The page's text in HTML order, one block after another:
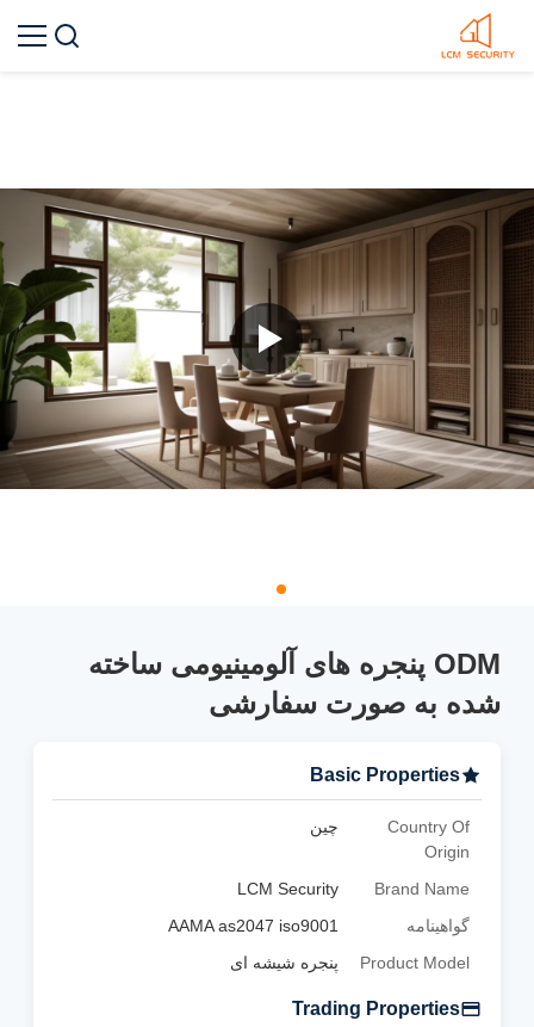
ODM پنجره های آلومینیومی ساخته
شده به صورت سفارشی
Basic Properties
Country Of
Origin
چین
Brand Name
LCM Security
گواهینامه
AAMA as2047 iso9001
Product Model
پنجره شیشه ای
Trading Properties